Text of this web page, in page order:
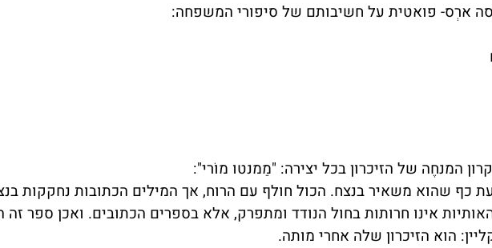
ארְס- פואטית על חשיבותם של סיפורי המשפחה:
המנחֶה של הזיכרון בכל יצירה: "מַמנטו מוֹרי":
כף שהוא משאיר בנצח. הכול חולף עם הרוח, אך המילים הכתובות נחקקות
אינו חרותות בחול הנודד ומתפרק, אלא בספרים הכתובים. ואכן ספר זה
הוא הזיכרון שלה אחרי מותה.